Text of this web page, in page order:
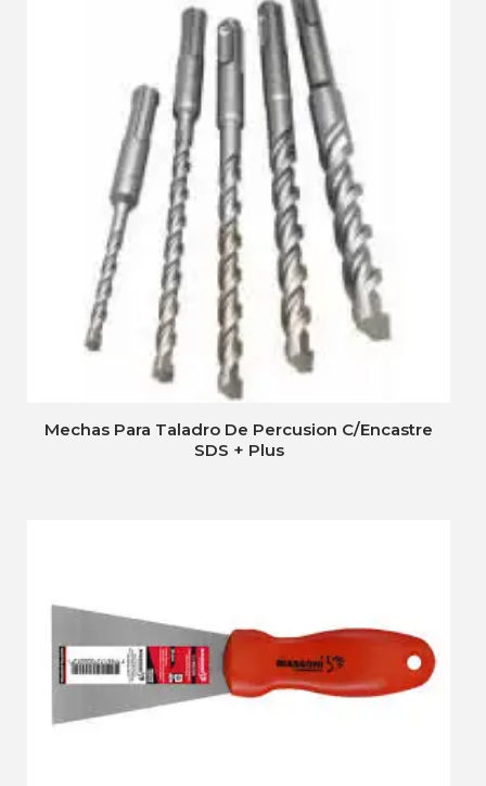
Mechas Para Taladro De Percusion C/Encastre
SDS + Plus